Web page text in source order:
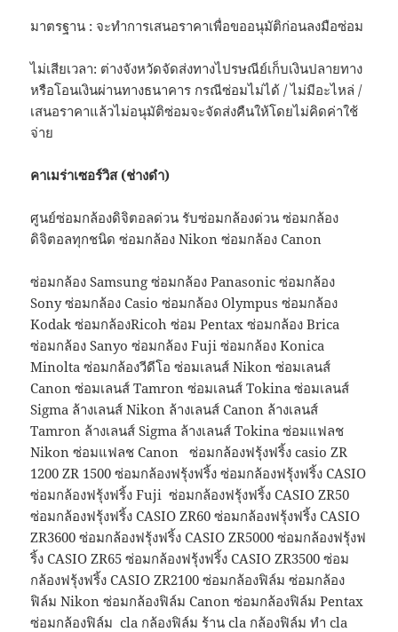
มาตรฐาน : จะทำการเสนอราคาเพื่อขออนุมัติก่อนลงมือซ่อม
ไม่เสียเวลา: ต่างจังหวัดจัดส่งทางไปรษณีย์เก็บเงินปลายทาง
หรือโอนเงินผ่านทางธนาคาร กรณีซ่อมไม่ได้ / ไม่มีอะไหล่ /
เสนอราคาแล้วไม่อนุมัติซ่อมจะจัดส่งคืนให้โดยไม่คิดค่าใช้
จ่าย
คาเมร่าเซอร์วิส (ช่างดำ)
ศูนย์ซ่อมกล้องดิจิตอลด่วน รับซ่อมกล้องด่วน ซ่อมกล้อง
ดิจิตอลทุกชนิด ซ่อมกล้อง Nikon ซ่อมกล้อง Canon
ซ่อมกล้อง Samsung ซ่อมกล้อง Panasonic ซ่อมกล้อง
Sony ซ่อมกล้อง Casio ซ่อมกล้อง Olympus ซ่อมกล้อง
Kodak ซ่อมกล้องRicoh ซ่อม Pentax ซ่อมกล้อง Brica
ซ่อมกล้อง Sanyo ซ่อมกล้อง Fuji ซ่อมกล้อง Konica
Minolta ซ่อมกล้องวีดีโอ ซ่อมเลนส์ Nikon ซ่อมเลนส์
Canon ซ่อมเลนส์ Tamron ซ่อมเลนส์ Tokina ซ่อมเลนส์
Sigma ล้างเลนส์ Nikon ล้างเลนส์ Canon ล้างเลนส์
Tamron ล้างเลนส์ Sigma ล้างเลนส์ Tokina ซ่อมแฟลช
Nikon ซ่อมแฟลช Canon ซ่อมกล้องฟรุ้งฟริ้ง casio ZR
1200 ZR 1500 ซ่อมกล้องฟรุ้งฟริ้ง ซ่อมกล้องฟรุ้งฟริ้ง CASIO
ซ่อมกล้องฟรุ้งฟริ้ง Fuji ซ่อมกล้องฟรุ้งฟริ้ง CASIO ZR50
ซ่อมกล้องฟรุ้งฟริ้ง CASIO ZR60 ซ่อมกล้องฟรุ้งฟริ้ง CASIO
ZR3600 ซ่อมกล้องฟรุ้งฟริ้ง CASIO ZR5000 ซ่อมกล้องฟรุ้งฟ
ริ้ง CASIO ZR65 ซ่อมกล้องฟรุ้งฟริ้ง CASIO ZR3500 ซ่อม
กล้องฟรุ้งฟริ้ง CASIO ZR2100 ซ่อมกล้องฟิล์ม ซ่อมกล้อง
ฟิล์ม Nikon ซ่อมกล้องฟิล์ม Canon ซ่อมกล้องฟิล์ม Pentax
ซ่อมกล้องฟิล์ม cla กล้องฟิล์ม ร้าน cla กล้องฟิล์ม ทำ cla